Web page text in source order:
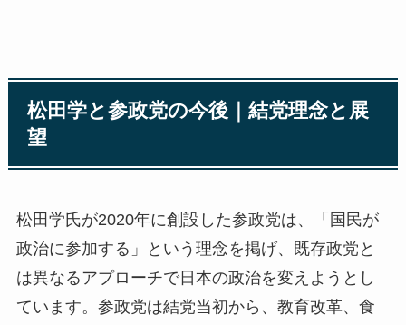
松田学と参政党の今後｜結党理念と展
望
松田学氏が2020年に創設した参政党は、「国民が
政治に参加する」という理念を掲げ、既存政党と
は異なるアプローチで日本の政治を変えようとし
ています。参政党は結党当初から、教育改革、食